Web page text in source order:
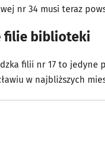
nr 34 musi teraz
filie biblioteki
filii nr 17 to
w najbliższych